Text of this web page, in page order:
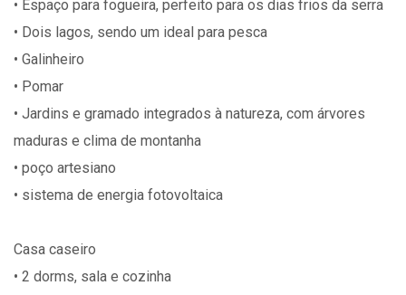
• Espaço para fogueira, perfeito para os dias frios da serra
• Dois lagos, sendo um ideal para pesca
• Galinheiro
• Pomar
• Jardins e gramado integrados à natureza, com árvores
maduras e clima de montanha
• poço artesiano
• sistema de energia fotovoltaica
Casa caseiro
• 2 dorms, sala e cozinha